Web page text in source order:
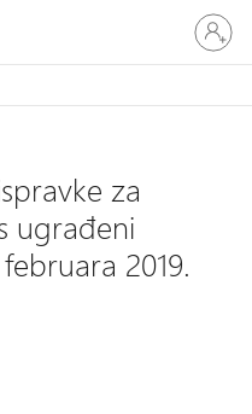
Prijavite
se
na
za
ugrađeni
2019.